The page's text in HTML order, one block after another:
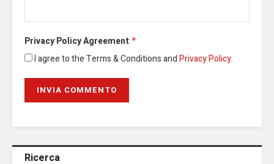
Privacy Policy Agreement *
I agree to the Terms & Conditions andPrivacy Policy.
Ricerca